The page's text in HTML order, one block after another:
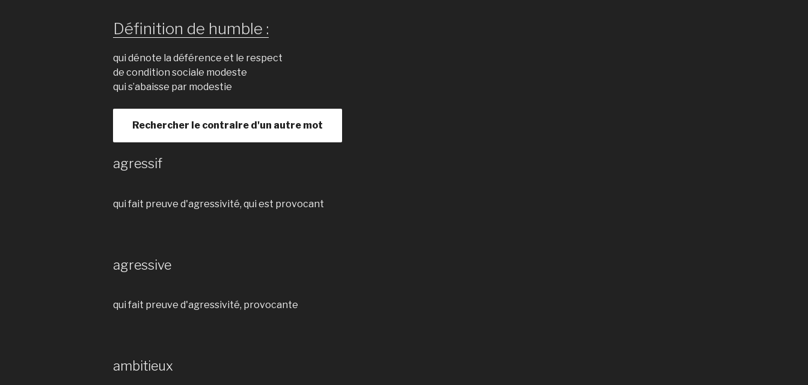
Définition de humble :
qui dénote la déférence et le respect
de condition sociale modeste
qui s’abaisse par modestie
Rechercher le contraire d'un autre mot
agressif
qui fait preuve d'agressivité, qui est provocant
agressive
qui fait preuve d'agressivité, provocante
ambitieux